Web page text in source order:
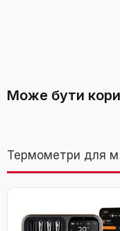
Включені
1x
г,
Колір
нержавіюча
сріблястий
Чи потрібно
батареї для
Може бути
Термометри для